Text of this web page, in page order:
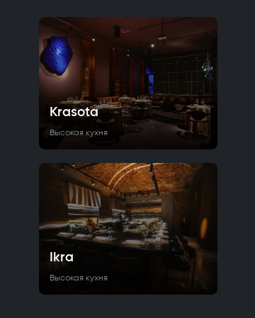
Krasota
Высокая кухня
Ikra
Высокая кухня